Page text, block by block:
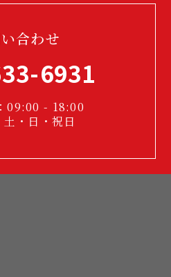
合わせ
6931
09:00 - 18:00
・日・祝日